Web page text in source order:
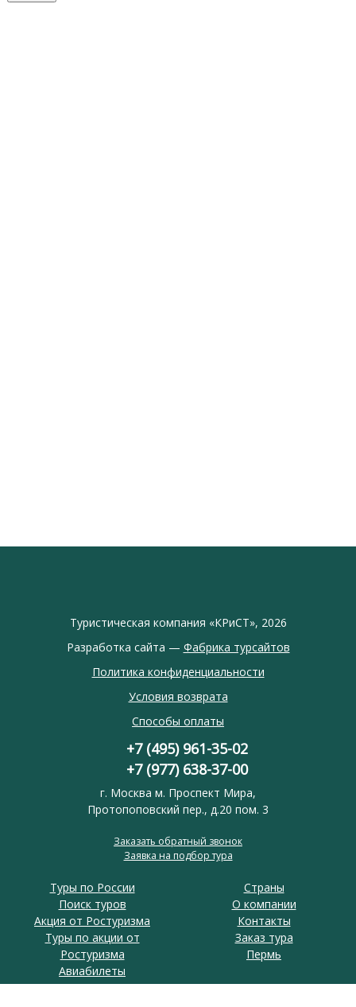
Туристическая компания «КРиСТ», 2026
Разработка сайта — Фабрика турсайтов
Политика конфиденциальности
Условия возврата
Способы оплаты
Туры по России
Поиск туров
Акция от Ростуризма
Туры по акции от
Ростуризма
Авиабилеты
Страны
О компании
Контакты
Заказ тура
Пермь
+7 (495) 961-35-02
+7 (977) 638-37-00
г. Москва м. Проспект Мира,
Протопоповский пер., д.20 пом. 3
Заказать обратный звонок
Заявка на подбор тура